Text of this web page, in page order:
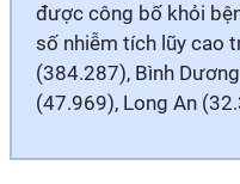
được công bố khỏi
số nhiễm tích lũy cao
(384.287), Bình
(47.969), Long An